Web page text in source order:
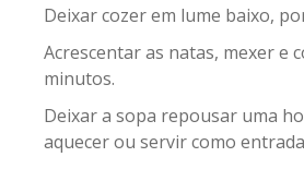
Deixar cozer em lume baixo,
Acrescentar as natas, mexer e
minutos.
Deixar a sopa repousar uma
aquecer ou servir como